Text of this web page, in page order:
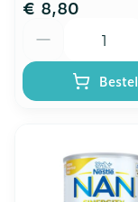
€ 8,80
Bestel